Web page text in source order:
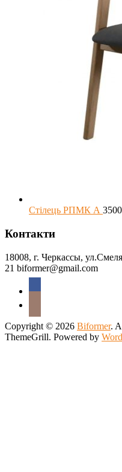
Стілець РПМК А 3500
Контакти
18008, г. Черкассы,
21 biformer@gmail.com
Copyright © 2026 Biformer.
ThemeGrill. Powered by